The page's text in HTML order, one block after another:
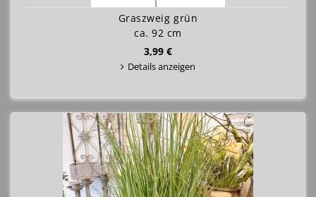
Graszweig grün
ca. 92 cm
3,99 €
Details anzeigen